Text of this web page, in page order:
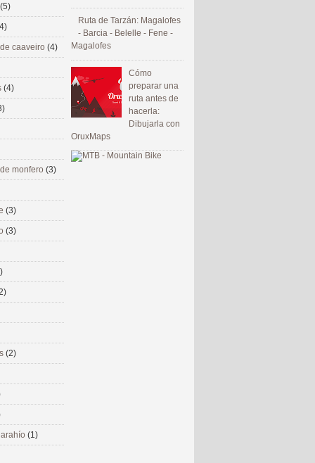
Ruta de Tarzán: Magalofes
- Barcia - Belelle - Fene -
Magalofes
Cómo
preparar una
ruta antes de
hacerla:
Dibujarla con
OruxMaps
(5)
caaveiro (4)
(4)
monfero (3)
(3)
(3)
(2)
(1)